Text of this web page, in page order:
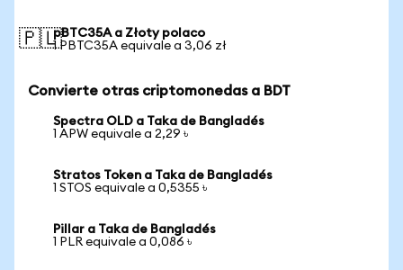
🇵🇱pBTC35A a Złoty polaco
1 PBTC35A equivale a 3,06 zł
Convierte otras criptomonedas a BDT
Spectra OLD a Taka de Bangladés
1 APW equivale a 2,29 ৳
Stratos Token a Taka de Bangladés
1 STOS equivale a 0,5355 ৳
Pillar a Taka de Bangladés
1 PLR equivale a 0,086 ৳